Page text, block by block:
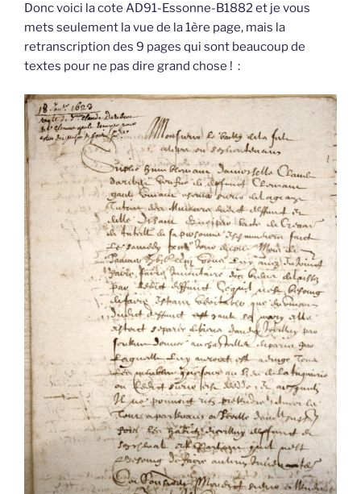
Donc voici la cote AD91-Essonne-B1882 et je vous
mets seulement la vue de la 1ère page, mais la
retranscription des 9 pages qui sont beaucoup de
textes pour ne pas dire grand chose ! :